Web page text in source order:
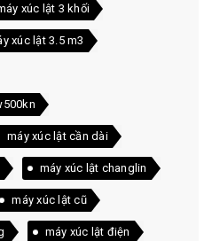
xúc lật 3 khối
xúc lật 3.5 m3
máy xúc lật cần dài
máy xúc lật changlin
máy xúc lật cũ
máy xúc lật điện